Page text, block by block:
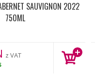
SAUVIGNON 2022
750ML
z VAT